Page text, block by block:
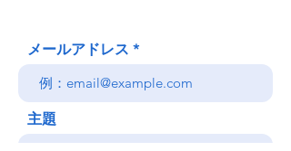
メールアドレス
主題